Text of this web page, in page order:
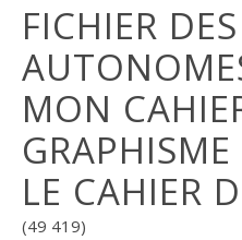
FICHIER
MON
GRAPHISME
LE CAHIER
(49 419)